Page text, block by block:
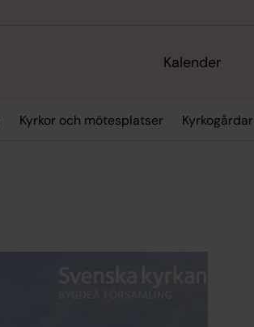
Kalender
Kyrkor och mötesplatser Kyrkogårdar